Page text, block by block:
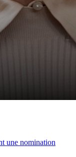
une nomination